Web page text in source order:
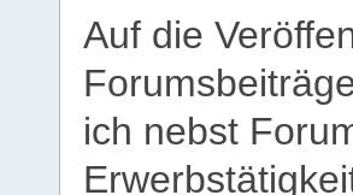
Auf die
ich nebst